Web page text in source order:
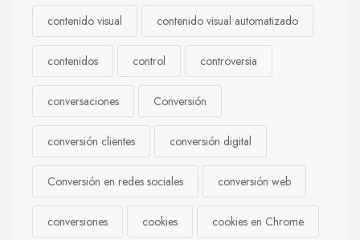
contenido visual contenido visual automatizado
contenidos control controversia
conversaciones Conversión
conversión clientes conversión digital
Conversión en redes sociales conversión web
conversiones cookies cookies en Chrome